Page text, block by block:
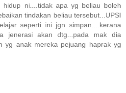
hidup ni....tidak apa yg beliau boleh
tindakan beliau tersebut...UPSI
seperti ini jgn simpan....kerana
jenerasi akan dtg...pada mak dia
yg anak mereka pejuang haprak yg